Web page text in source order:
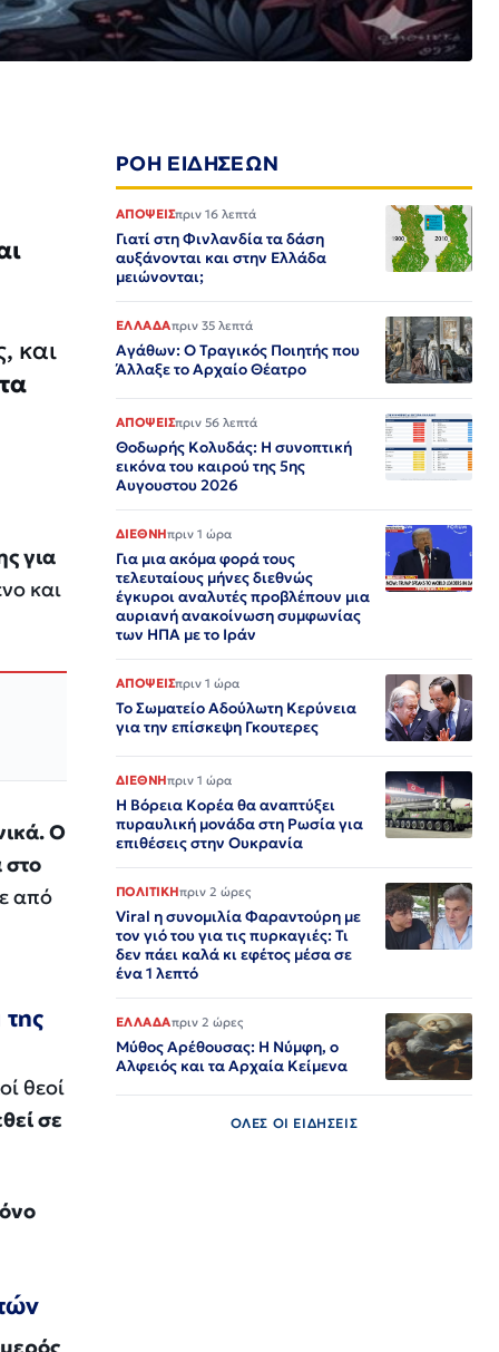
και
για
και
Ο
στο
από
θεοί
σε
ΡΟΗ ΕΙΔΗΣΕΩΝ
ΑΠΟΨΕΙΣπριν 16 λεπτά
Γιατί στη Φινλανδία τα δάση
αυξάνονται και στην Ελλάδα
μειώνονται;
ΕΛΛΑΔΑπριν 35 λεπτά
Αγάθων: Ο Τραγικός Ποιητής που
Άλλαξε το Αρχαίο Θέατρο
ΑΠΟΨΕΙΣπριν 56 λεπτά
Θοδωρής Κολυδάς: Η συνοπτική
εικόνα του καιρού της 5ης
Αυγουστου 2026
ΔΙΕΘΝΗπριν 1 ώρα
Για μια ακόμα φορά τους
τελευταίους μήνες διεθνώς
έγκυροι αναλυτές προβλέπουν μια
αυριανή ανακοίνωση συμφωνίας
των ΗΠΑ με το Ιράν
ΑΠΟΨΕΙΣπριν 1 ώρα
Το Σωματείο Αδούλωτη Κερύνεια
για την επίσκεψη Γκουτερες
ΔΙΕΘΝΗπριν 1 ώρα
Η Βόρεια Κορέα θα αναπτύξει
πυραυλική μονάδα στη Ρωσία για
επιθέσεις στην Ουκρανία
ΠΟΛΙΤΙΚΗπριν 2 ώρες
Viral η συνομιλία Φαραντούρη με
τον γιό του για τις πυρκαγιές: Τι
δεν πάει καλά κι εφέτος μέσα σε
ένα 1 λεπτό
ΕΛΛΑΔΑπριν 2 ώρες
Μύθος Αρέθουσας: Η Νύμφη, ο
Αλφειός και τα Αρχαία Κείμενα
ΟΛΕΣ ΟΙ ΕΙΔΗΣΕΙΣ